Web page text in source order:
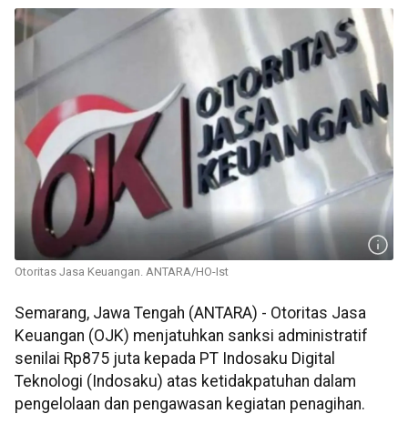
Otoritas Jasa Keuangan. ANTARA/HO-Ist
Semarang, Jawa Tengah (ANTARA) - Otoritas Jasa
Keuangan (OJK) menjatuhkan sanksi administratif
senilai Rp875 juta kepada PT Indosaku Digital
Teknologi (Indosaku) atas ketidakpatuhan dalam
pengelolaan dan pengawasan kegiatan penagihan.